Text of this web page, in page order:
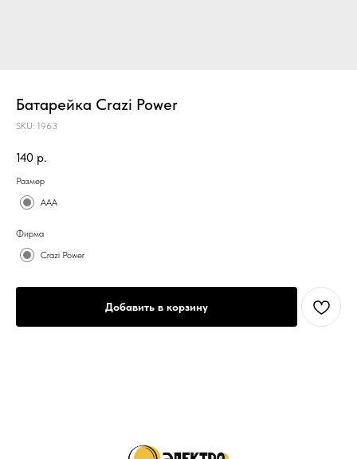
Батарейка Crazi Power
SKU: 1963
140 р.
Размер
AAA
Фирма
Crazi Power
Добавить в корзину